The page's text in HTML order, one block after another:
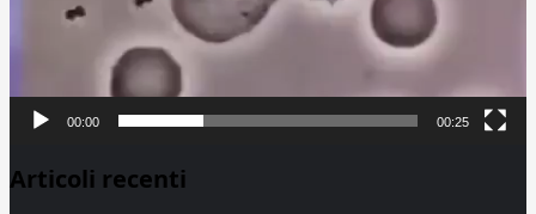
00:00 00:25
Articoli recenti